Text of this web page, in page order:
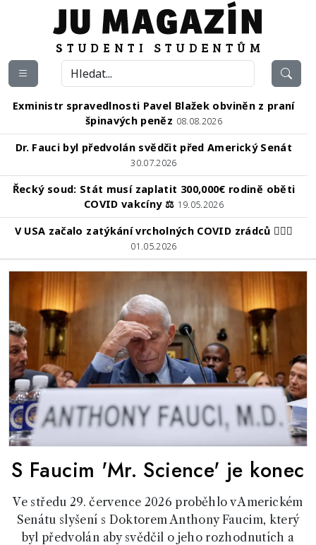
Exministr spravedlnosti Pavel Blažek obviněn z praní
špinavých peněz 08.08.2026
Dr. Fauci byl předvolán svědčit před Americký Senát
30.07.2026
Řecký soud: Stát musí zaplatit 300,000€ rodině oběti
COVID vakcíny ⚖️ 19.05.2026
V USA začalo zatýkání vrcholných COVID zrádců 👮🏻‍♂️
01.05.2026
S Faucim 'Mr. Science' je konec
Ve středu 29. července 2026 proběhlo v Americkém
Senátu slyšení s Doktorem Anthony Faucim, který
byl předvolán aby svědčil o jeho rozhodnutích a